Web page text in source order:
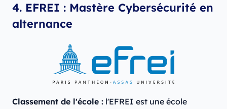
4. EFREI : Mastère Cybersécurité en
alternance
Classement de l'école : l'EFREI est une école